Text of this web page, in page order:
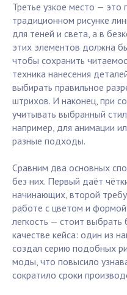
Третье узкое место — это
традиционном рисунке
для теней и света, а в
этих элементов должна
чтобы сохранить
техника нанесения
выбирать правильное
штрихов. И наконец, при
учитывать выбранный
например, для анимации
разные подходы.
Сравним два основных
без них. Первый даёт
начинающих, второй
работе с цветом и
легкость — стоит выбрать
качестве кейса: один из
создал серию подобных
моды, что повысило
сократило сроки